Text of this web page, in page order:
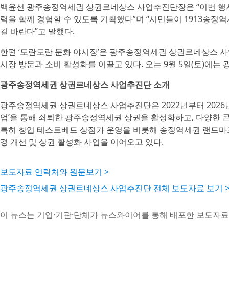
백윤선 광주송정역세권 상권르네상스 사업추진단장은 “이번
력을 함께 경험할 수 있도록 기획했다”며 “시민들이 1913송정
길 바란다”고 말했다.
한편 ‘도란도란 문화 야시장’은 광주송정역세권 상권르네상스
시장 방문과 소비 활성화를 이끌고 있다. 오는 9월 5일(토)에는
광주송정역세권 상권르네상스 사업추진단 소개
광주송정역세권 상권르네상스 사업추진단은 2022년부터
업’을 통해 쇠퇴한 광주송정역세권 상권을 활성화하고, 다양
특히 창업 테스트베드 상점가 운영을 비롯해 송정역세권 랜드
경 개선 및 상권 활성화 사업을 이어오고 있다.
보도자료 연락처와 원문보기 >
광주송정역세권 상권르네상스 사업추진단 전체 보도자료 보기 >
이 뉴스는 기업·기관·단체가 뉴스와이어를 통해 배포한 보도자